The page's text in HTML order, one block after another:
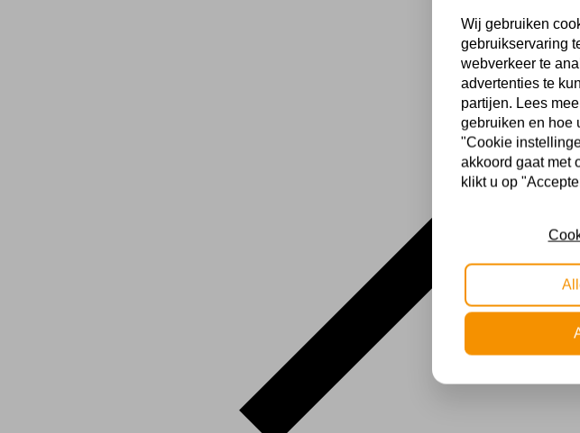
Wij gebruiken
gebruikservaring
webverkeer te
advertenties te
partijen. Lees
gebruiken en hoe
"Cookie
akkoord gaat met
klikt u op